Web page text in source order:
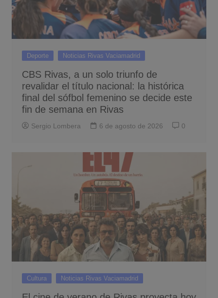
Deporte Noticias Rivas Vaciamadrid
CBS Rivas, a un solo triunfo de
revalidar el título nacional: la histórica
final del sófbol femenino se decide este
fin de semana en Rivas
Sergio Lombera 6 de agosto de 2026 0
Cultura Noticias Rivas Vaciamadrid